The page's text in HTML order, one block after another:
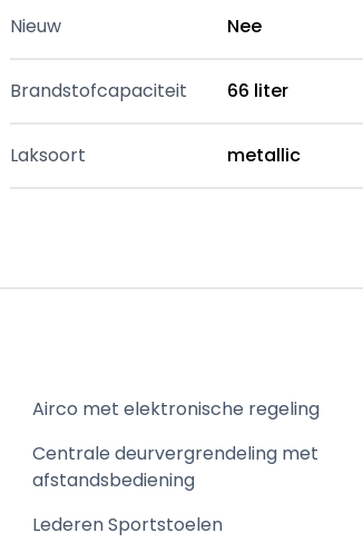
Nieuw Nee
Brandstofcapaciteit 66 liter
Laksoort metallic
Airco met elektronische regeling
Centrale deurvergrendeling met
afstandsbediening
Lederen Sportstoelen